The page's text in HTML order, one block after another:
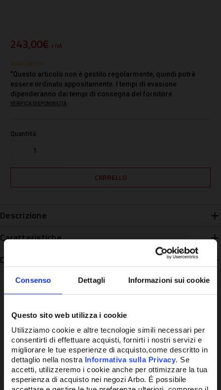
Consenso Dettagli Informazioni sui cookie
Questo sito web utilizza i cookie
Utilizziamo cookie e altre tecnologie simili necessari per
consentirti di effettuare acquisti, fornirti i nostri servizi e
migliorare le tue esperienze di acquisto,come descritto in
dettaglio nella nostra Informativa sulla Privacy. Se
accetti, utilizzeremo i cookie anche per ottimizzare la tua
esperienza di acquisto nei negozi Arbo. É possibile
243,00€ + IVA
SU RICHIESTA
"Questo articolo non è gestito regolarmente, quindi potrà
essere ordinato appositamente. I tempi di evasione
dipenderanno dai tempi di consegna del fornitore.
VERIFICA DISPONIBILITÀ
Quantità
Descrizione
Caratteristiche
Disponibilità
Potrebbe anche interessarti